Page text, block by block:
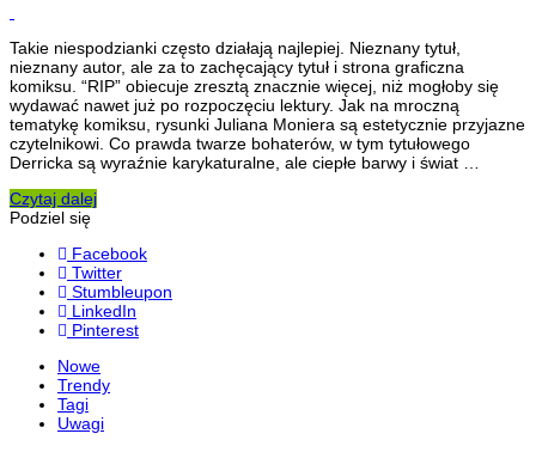
Takie niespodzianki często działają najlepiej. Nieznany tytuł,
nieznany autor, ale za to zachęcający tytuł i strona graficzna
komiksu. “RIP” obiecuje zresztą znacznie więcej, niż mogłoby się
wydawać nawet już po rozpoczęciu lektury. Jak na mroczną
tematykę komiksu, rysunki Juliana Moniera są estetycznie przyjazne
czytelnikowi. Co prawda twarze bohaterów, w tym tytułowego
Derricka są wyraźnie karykaturalne, ale ciepłe barwy i świat …
Czytaj dalej
Podziel się
Facebook
Twitter
Stumbleupon
LinkedIn
Pinterest
Nowe
Trendy
Tagi
Uwagi